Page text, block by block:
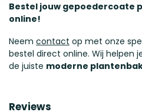
Bestel jouw gepoedercoate
online!
Neem contact op met onze
bestel direct online. Wij helpen
de juiste moderne
Reviews